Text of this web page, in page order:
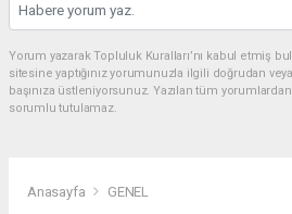
Yorum yazarak Topluluk Kuralları’nı kabul etmiş
sitesine yaptığınız yorumunuzla ilgili doğrudan
başınıza üstleniyorsunuz. Yazılan tüm
sorumlu tutulamaz.
Anasayfa GENEL